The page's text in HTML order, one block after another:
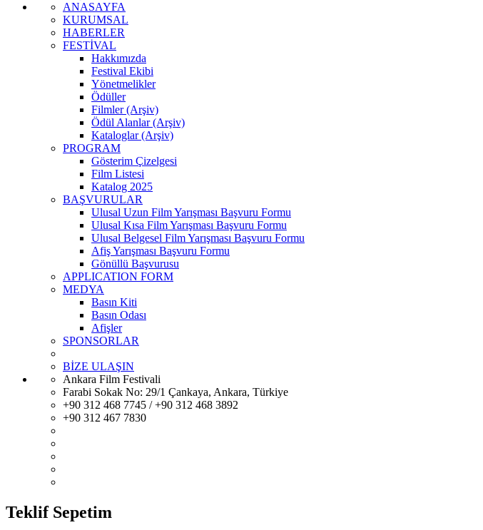
ANASAYFA
KURUMSAL
HABERLER
FESTİVAL
Hakkımızda
Festival Ekibi
Yönetmelikler
Ödüller
Filmler (Arşiv)
Ödül Alanlar (Arşiv)
Kataloglar (Arşiv)
PROGRAM
Gösterim Çizelgesi
Film Listesi
Katalog 2025
BAŞVURULAR
Ulusal Uzun Film Yarışması Başvuru Formu
Ulusal Kısa Film Yarışması Başvuru Formu
Ulusal Belgesel Film Yarışması Başvuru Formu
Afiş Yarışması Başvuru Formu
Gönüllü Başvurusu
APPLICATION FORM
MEDYA
Basın Kiti
Basın Odası
Afişler
SPONSORLAR
BİZE ULAŞIN
Ankara Film Festivali
Farabi Sokak No: 29/1 Çankaya, Ankara, Türkiye
+90 312 468 7745 / +90 312 468 3892
+90 312 467 7830
Teklif Sepetim